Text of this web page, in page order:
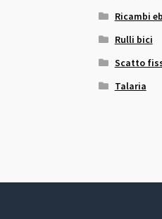
Ricambi
Rulli bici
Scatto
Talaria